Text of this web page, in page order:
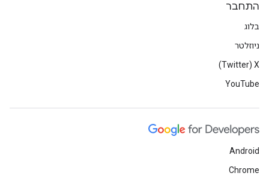
התחבר
בלוג
ניוזלטר
X‏ (Twitter)
YouTube
Android
Chrome